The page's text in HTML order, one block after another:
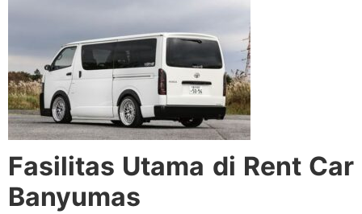
Fasilitas Utama di Rent Car
Banyumas